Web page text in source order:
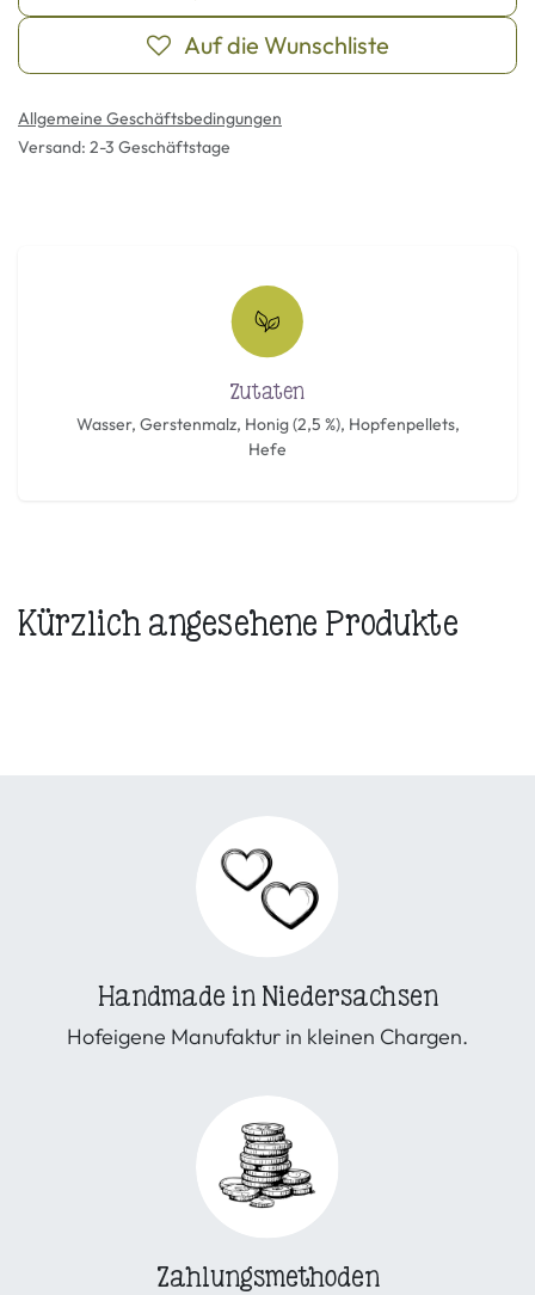
Auf die Wunschliste
Allgemeine Geschäftsbedingungen
Versand: 2-3 Geschäftstage
Zutaten
Wasser, Gerstenmalz, Honig (2,5 %), Hopfenpellets,
Hefe
Kürzlich angesehene Produkte
Handmade in Niedersachsen
Hofeigene Manufaktur in kleinen Chargen.
Zahlungsmethoden